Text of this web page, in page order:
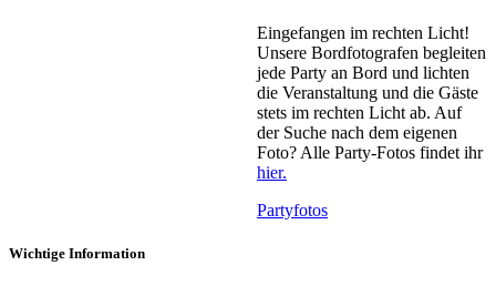
Eingefangen im rechten Licht!
Unsere Bordfotografen begleiten
jede Party an Bord und lichten
die Veranstaltung und die Gäste
stets im rechten Licht ab. Auf
der Suche nach dem eigenen
Foto? Alle Party-Fotos findet ihr
hier.
Partyfotos
Wichtige Information